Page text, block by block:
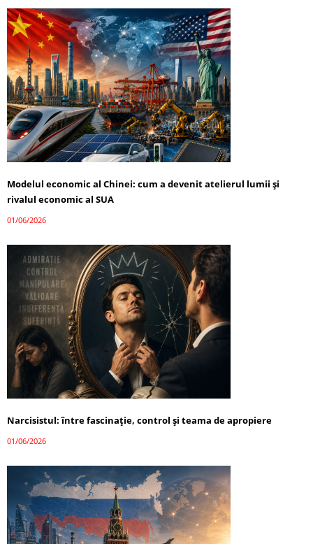
Modelul economic al Chinei: cum a devenit atelierul lumii și
rivalul economic al SUA
01/06/2026
Narcisistul: între fascinație, control și teama de apropiere
01/06/2026